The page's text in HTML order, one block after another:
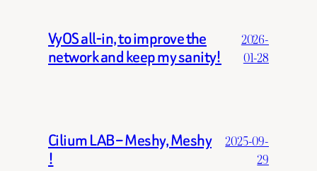
VyOS all-in, to improve the
network and keep my sanity!
2026-
01-28
Cilium LAB – Meshy, Meshy
!
2025-09-
29